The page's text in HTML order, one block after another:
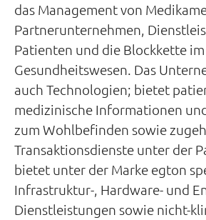
das Management von
Partnerunternehmen,
Patienten und die Blockkette im
Gesundheitswesen. Das
auch Technologien; bietet
medizinische Informationen
zum Wohlbefinden sowie
Transaktionsdienste unter der
bietet unter der Marke egton
Infrastruktur-, Hardware- und
Dienstleistungen sowie nicht-